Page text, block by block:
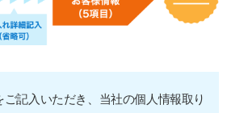
ご記入いただき、当社の個人情報取り